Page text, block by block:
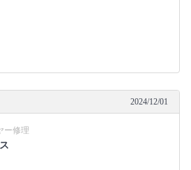
2024/12/01
ー修理